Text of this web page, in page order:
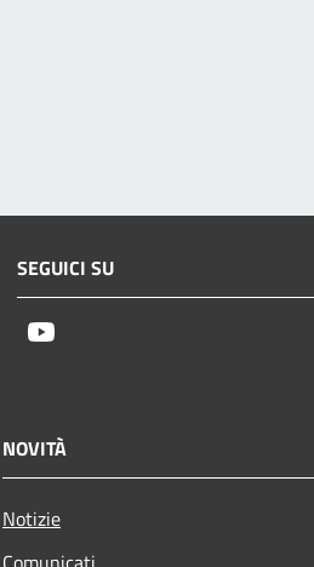
SEGUICI SU
NOVITÀ
Notizie